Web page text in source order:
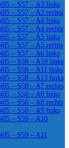
– S57 – A3 links
– S57 – A3 rechts
– S57 – A4 links
– S57 – A4 rechts
– S57 – A5 links
– S57 – A5 rechts
– S57 – A6 links
– S58 – A10 links
– S58 – A11 links
– S58 – A13 links
– S58 – A7 rechts
– S58 – A8 links
– S58 – A8 rechts
– S58 – A9 links
– S59 – A10
– S59 – A11